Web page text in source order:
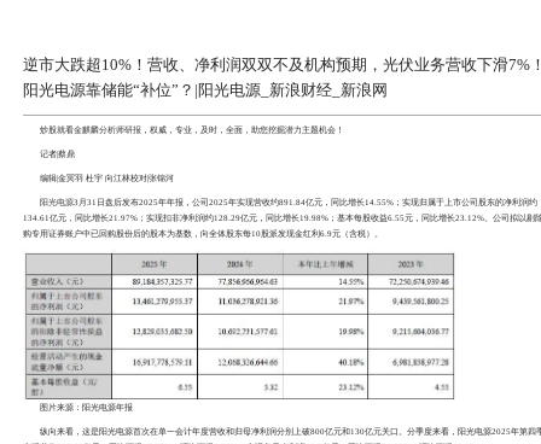
逆市大跌超10%！营收、净利润
阳光电源靠储能“补位”？|阳光电
炒股就看金麒麟分析师研报 ，权威，专业，及时，全面，
记者|蔡鼎
编辑|金冥羽 杜宇 向江林校对|张锦河